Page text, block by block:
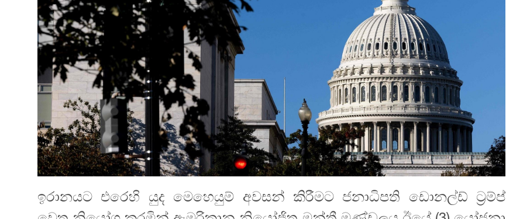
ඉරානයට එරෙහි යුද මෙහෙයුම් අවසන් කිරීමට ජනාධිපති ඩොනල්ඩ් ට්‍රම්ප්